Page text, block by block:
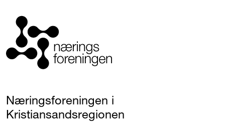
Næringsforeningen i
Kristiansandsregionen